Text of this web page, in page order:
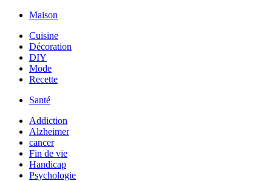
Maison
Cuisine
Décoration
DIY
Mode
Recette
Santé
Addiction
Alzheimer
cancer
Fin de vie
Handicap
Psychologie